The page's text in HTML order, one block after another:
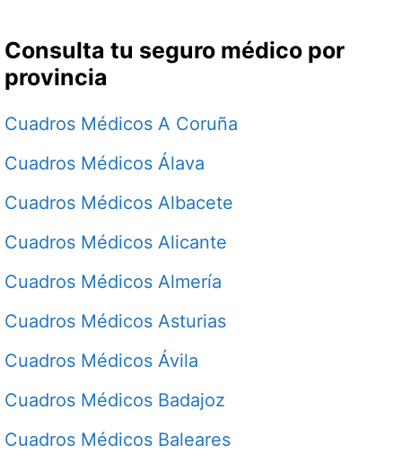
Consulta tu seguro médico por
provincia
Cuadros Médicos A Coruña
Cuadros Médicos Álava
Cuadros Médicos Albacete
Cuadros Médicos Alicante
Cuadros Médicos Almería
Cuadros Médicos Asturias
Cuadros Médicos Ávila
Cuadros Médicos Badajoz
Cuadros Médicos Baleares